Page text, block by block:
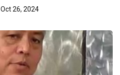
Oct 26, 2024